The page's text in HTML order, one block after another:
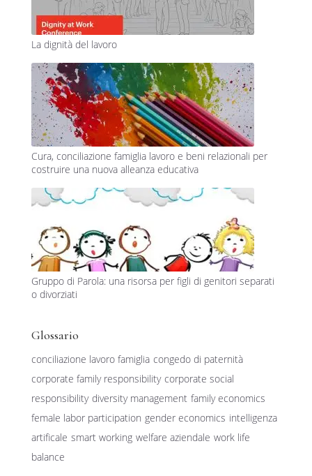
La dignità del lavoro
Cura, conciliazione famiglia lavoro e beni relazionali per
costruire una nuova alleanza educativa
Gruppo di Parola: una risorsa per figli di genitori separati
o divorziati
Glossario
conciliazione lavoro famiglia congedo di paternità
corporate family responsibility corporate social
responsibility diversity management family economics
female labor participation gender economics intelligenza
artificale smart working welfare aziendale work life
balance